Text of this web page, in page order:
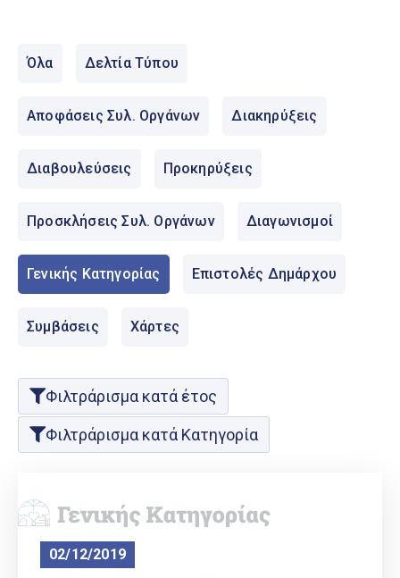
Μητρώο
Όλα Δελτία Τύπου
Αποφάσεις Συλ. Οργάνων Διακηρύξεις
Διαβουλεύσεις Προκηρύξεις
Προσκλήσεις Συλ. Οργάνων Διαγωνισμοί
Γενικής Κατηγορίας Επιστολές Δημάρχου
Συμβάσεις Χάρτες
Φιλτράρισμα κατά έτος
Φιλτράρισμα κατά Κατηγορία
02/12/2019